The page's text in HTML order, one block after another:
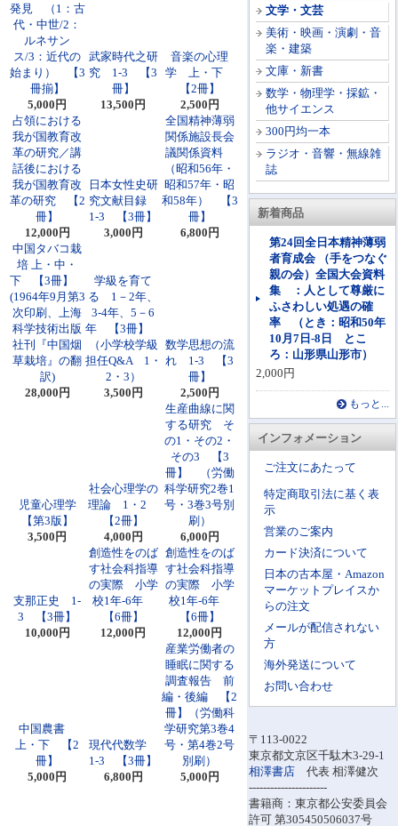
文学・文芸
美術・映画・演劇・音
楽・建築
文庫・新書
数学・物理学・採鉱・
他サイエンス
300円均一本
ラジオ・音響・無線雑
誌
新着商品
第24回全日本精神薄弱
者育成会 （手をつなぐ
親の会）全国大会資料
集 ：人として尊厳に
ふさわしい処遇の確
率 （とき：昭和50年
10月7日-8日 とこ
ろ：山形県山形市）
2,000円
もっと...
インフォメーション
ご注文にあたって
特定商取引法に基く表
示
営業のご案内
カード決済について
日本の古本屋・Amazon
マーケットプレイスか
らの注文
メールが配信されない
方
海外発送について
お問い合わせ
〒113-0022
東京都文京区千駄木3-29-1
相澤書店 代表 相澤健次
----------------------
書籍商：東京都公安委員会
許可 第305450506037号
発見 （1：古
代・中世/2：
ルネサン
ス/3：近代の
始まり） 【3
冊揃】
5,000円
武家時代之研
究 1-3 【3
冊】
13,500円
音楽の心理
学 上・下
【2冊】
2,500円
占領における
我が国教育改
革の研究／講
話後における
我が国教育改
革の研究 【2
冊】
12,000円
日本女性史研
究文献目録
1-3 【3冊】
3,000円
全国精神薄弱
関係施設長会
議関係資料
（昭和56年・
昭和57年・昭
和58年） 【3
冊】
6,800円
中国タバコ栽
培 上・中・
下 【3冊】
(1964年9月第3
次印刷、上海
科学技術出版
社刊『中国烟
草栽培』の翻
訳)
28,000円
学級を育て
る 1－2年、
3-4年、5－6
年 【3冊】
（小学校学級
担任Q&A 1・
2・3）
3,500円
数学思想の流
れ 1-3 【3
冊】
2,500円
児童心理学
【第3版】
3,500円
社会心理学の
理論 1・2
【2冊】
4,000円
生産曲線に関
する研究 そ
の1・その2・
その3 【3
冊】 （労働
科学研究2巻1
号・3巻3号別
刷）
6,000円
支那正史 1-
3 【3冊】
10,000円
創造性をのば
す社会科指導
の実際 小学
校1年-6年
【6冊】
12,000円
創造性をのば
す社会科指導
の実際 小学
校1年-6年
【6冊】
12,000円
中国農書
上・下 【2
冊】
5,000円
現代代数学
1-3 【3冊】
6,800円
産業労働者の
睡眠に関する
調査報告 前
編・後編 【2
冊】（労働科
学研究第3巻4
号・第4巻2号
別刷）
5,000円